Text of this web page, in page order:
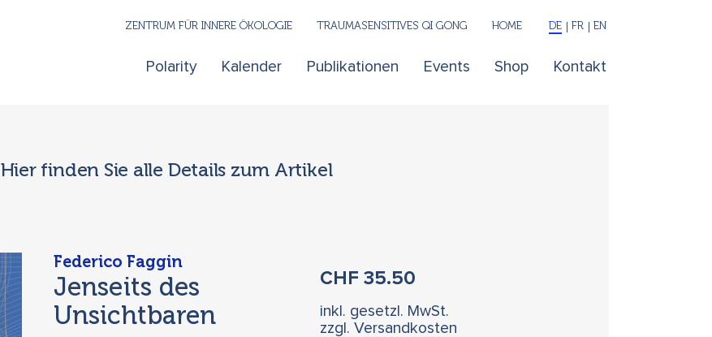
Polarity Kalender Publikationen Events Shop Kontakt
ZENTRUM FÜR INNERE ÖKOLOGIE TRAUMASENSITIVES QI GONG HOME DE FR EN
Hier finden Sie alle Details zum Artikel
Federico Faggin
Jenseits des
Unsichtbaren
CHF 35.50
inkl. gesetzl. MwSt.
zzgl. Versandkosten